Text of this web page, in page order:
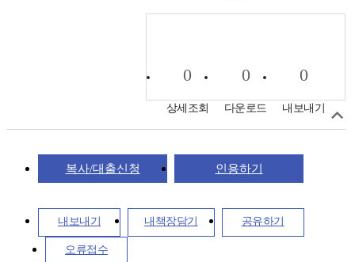
0
상세조회
0
다운로드
0
내보내기
복사/대출신청 인용하기
내보내기 내책장담기 공유하기
오류접수